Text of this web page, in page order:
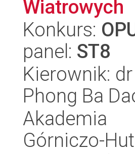
Wiatrowych
Konkurs:
panel: ST8
Kierownik:
Phong Ba
Akademia
Górniczo-